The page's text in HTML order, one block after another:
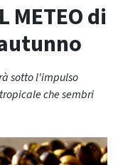
METEO di
sotto l'impulso
che sembri